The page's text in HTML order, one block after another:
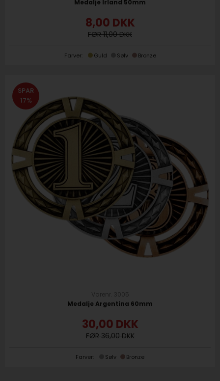
Medalje Irland 50mm
11,00
8,00 DKK
Farver: Guld Sølv Bronze
SPAR
17%
Varenr. 3005
Medalje Argentina 60mm
36,00
30,00 DKK
Farver: Sølv Bronze